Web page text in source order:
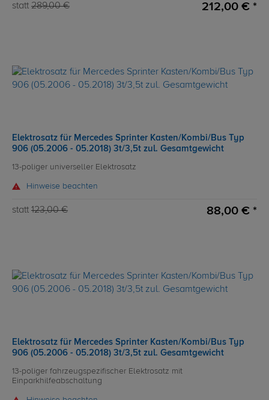
statt 289,00 € 212,00 € *
Elektrosatz für Mercedes Sprinter Kasten/Kombi/Bus Typ
906 (05.2006 - 05.2018) 3t/3,5t zul. Gesamtgewicht
13-poliger universeller Elektrosatz
Hinweise beachten
statt 123,00 € 88,00 € *
Elektrosatz für Mercedes Sprinter Kasten/Kombi/Bus Typ
906 (05.2006 - 05.2018) 3t/3,5t zul. Gesamtgewicht
13-poliger fahrzeugspezifischer Elektrosatz mit
Einparkhilfeabschaltung